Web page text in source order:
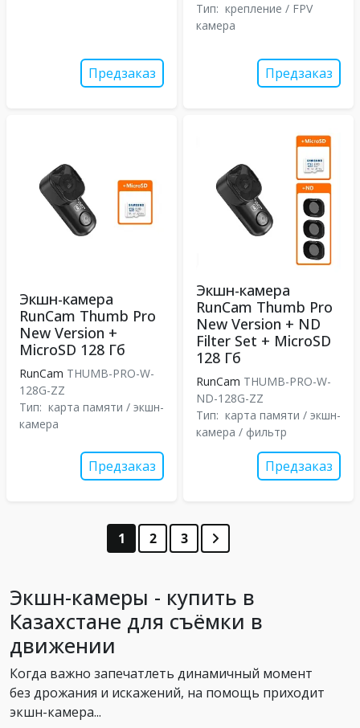
Предзаказ
Тип: крепление / FPV
камера
Предзаказ
Экшн-камера
RunCam Thumb Pro
New Version +
MicroSD 128 Гб
RunCam THUMB-PRO-W-
128G-ZZ
Тип: карта памяти / экшн-
камера
Предзаказ
Экшн-камера
RunCam Thumb Pro
New Version + ND
Filter Set + MicroSD
128 Гб
RunCam THUMB-PRO-W-
ND-128G-ZZ
Тип: карта памяти / экшн-
камера / фильтр
Предзаказ
1 2 3
Экшн-камеры - купить в
Казахстане для съёмки в
движении
Когда важно запечатлеть динамичный момент
без дрожания и искажений, на помощь приходит
экшн-камера...